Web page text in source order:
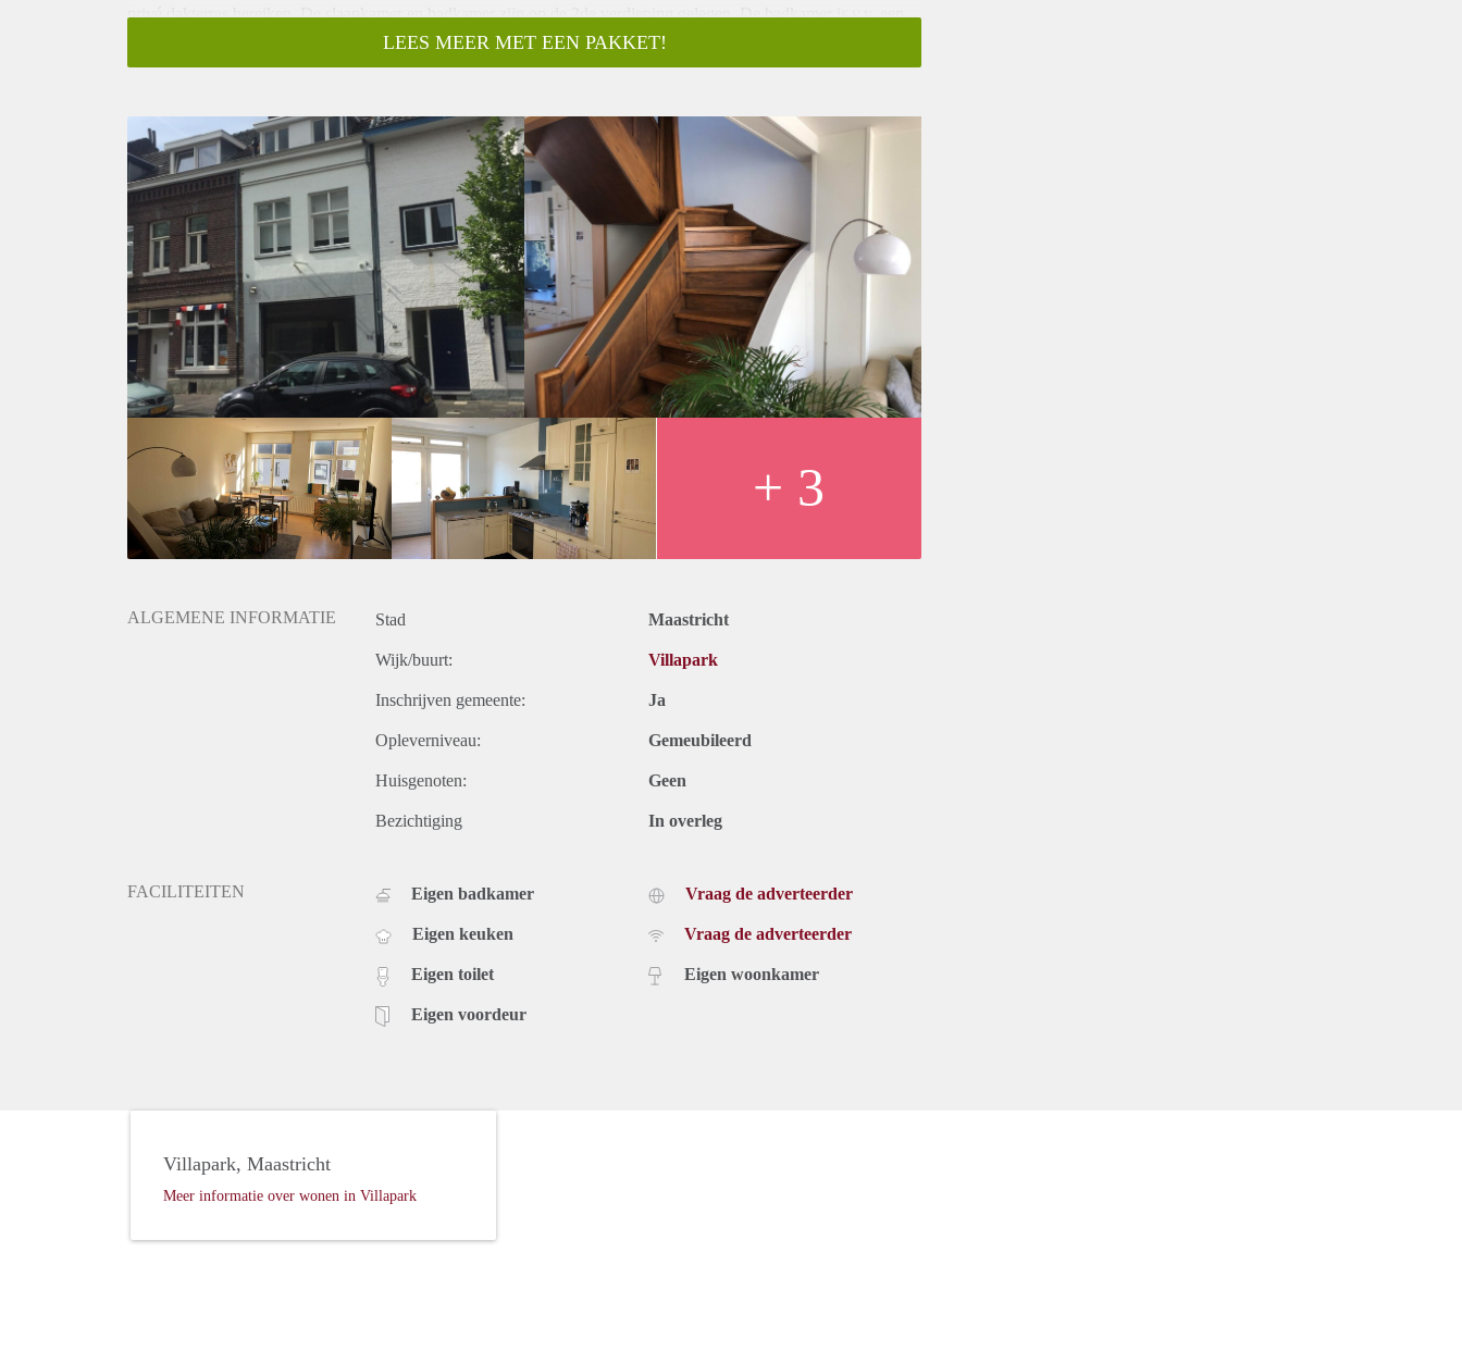
privé dakterras bereiken. De slaapkamer en badkamer zijn op de 2de verdieping gelegen. De badkamer is v.v. een
douche cabine, toilet, wastafel en wasmachine aansluiting.
Huurgegevens:
- Niet geschikt voor woningdelers.
Wij werken conform het toewijzigingsprotocol van Pararius. Meer informatie vind je via deze link:
https://tinyurl.com/59s3pdsc
LEES MEER MET EEN PAKKET!
+ 3
ALGEMENE INFORMATIE Stad Maastricht
Wijk/buurt: Villapark
Inschrijven gemeente: Ja
Opleverniveau: Gemeubileerd
Huisgenoten: Geen
Bezichtiging In overleg
FACILITEITEN Eigen badkamer
Eigen keuken
Eigen toilet
Eigen voordeur
Vraag de adverteerder
Vraag de adverteerder
Eigen woonkamer
Villapark, Maastricht
Meer informatie over wonen in Villapark